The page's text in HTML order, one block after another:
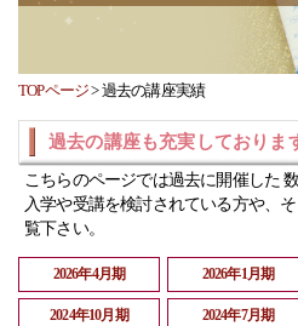
TOPページ>過去の講座実績
過去の講座も充実しておりま
こちらのページでは過去に開催した
入学や受講を検討されている方や、
覧下さい。
2026年4月期 2026年1月期
2024年10月期 2024年7月期